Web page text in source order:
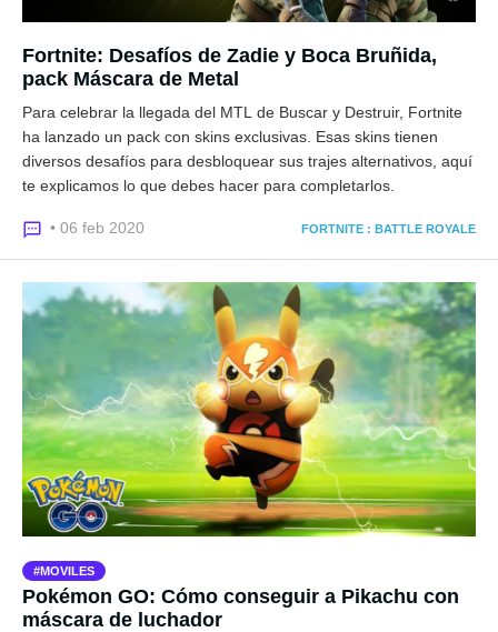
Fortnite: Desafíos de Zadie y Boca Bruñida,
pack Máscara de Metal
Para celebrar la llegada del MTL de Buscar y Destruir, Fortnite
ha lanzado un pack con skins exclusivas. Esas skins tienen
diversos desafíos para desbloquear sus trajes alternativos, aquí
te explicamos lo que debes hacer para completarlos.
• 06 feb 2020 FORTNITE : BATTLE ROYALE
MOVILES
Pokémon GO: Cómo conseguir a Pikachu con
máscara de luchador